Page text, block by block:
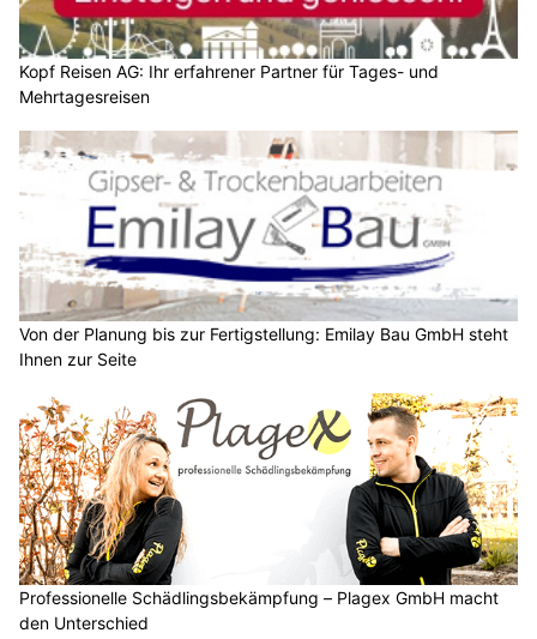
Kopf Reisen AG: Ihr erfahrener Partner für Tages- und
Mehrtagesreisen
Von der Planung bis zur Fertigstellung: Emilay Bau GmbH steht
Ihnen zur Seite
Professionelle Schädlingsbekämpfung – Plagex GmbH macht
den Unterschied